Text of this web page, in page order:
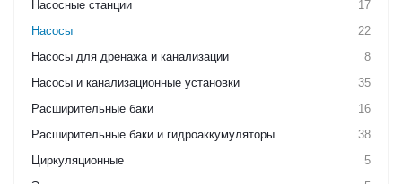
Насосные станции
17
Насосы
22
Насосы для дренажа и канализации
8
Насосы и канализационные установки
35
Расширительные баки
16
Расширительные баки и гидроаккумуляторы
38
Циркуляционные
5